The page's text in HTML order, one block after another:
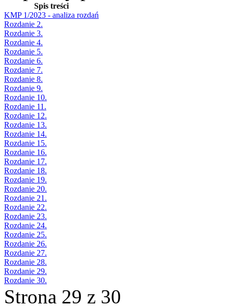
Spis treści
KMP 1/2023 - analiza rozdań
Rozdanie 2.
Rozdanie 3.
Rozdanie 4.
Rozdanie 5.
Rozdanie 6.
Rozdanie 7.
Rozdanie 8.
Rozdanie 9.
Rozdanie 10.
Rozdanie 11.
Rozdanie 12.
Rozdanie 13.
Rozdanie 14.
Rozdanie 15.
Rozdanie 16.
Rozdanie 17.
Rozdanie 18.
Rozdanie 19.
Rozdanie 20.
Rozdanie 21.
Rozdanie 22.
Rozdanie 23.
Rozdanie 24.
Rozdanie 25.
Rozdanie 26.
Rozdanie 27.
Rozdanie 28.
Rozdanie 29.
Rozdanie 30.
Strona 29 z 30